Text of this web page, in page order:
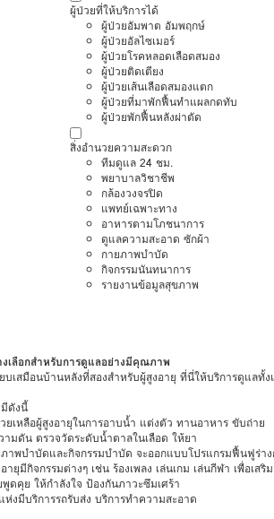
ผู้ป่วยที่ให้บริการได้
ผู้ป่วยอัมพาต อัมพฤกษ์
ผู้ป่วยอัลไซเมอร์
ผู้ป่วยโรคหลอดเลือดสมอง
ผู้ป่วยติดเตียง
ผู้ป่วยเส้นเลือดสมองแตก
ผู้ป่วยที่มาพักฟื้นทำแผลกดทับ
ผู้ป่วยพักฟื้นหลังผ่าตัด
สิ่งอำนวยความสะดวก
ทีมดูแล 24 ชม.
พยาบาลวิชาชีพ
กล้องวงจรปิด
แพทย์เฉพาะทาง
อาหารตามโภชนาการ
ดูแลความสะอาด ซักผ้า
กายภาพบำบัด
กิจกรรมนันทนาการ
รายงานข้อมูลสุขภาพ
งเลือกสำหรับการดูแลอย่างมีคุณภาพ
บเสมือนบ้านหลังที่สองสำหรับผู้สูงอายุ ที่นี่ให้บริการดูแล
มีดังนี้
ยเหลือผู้สูงอายุในการอาบน้ำ แต่งตัว ทานอาหาร ขับถ่าย
มดัน ตรวจวัดระดับน้ำตาลในเลือด ให้ยา
าพบำบัดและกิจกรรมบำบัด จะออกแบบโปรแกรมฟื้นฟูร่าง
ยุมีกิจกรรมต่างๆ เช่น ร้องเพลง เล่นเกม เล่นกีฬา เพื่อเส
ดคุย ให้กำลังใจ ป้องกันภาวะซึมเศร้า
งมีบริการรถรับส่ง บริการทำความสะอาด